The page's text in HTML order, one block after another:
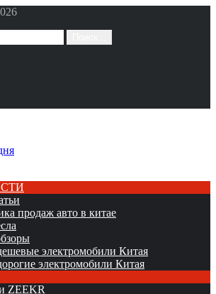
продаж авто в китае
электромобили Китая
электромобили Китая
ZEEKR